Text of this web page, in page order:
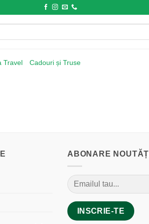
Travel Cadouri și Truse
ABONARE NOUTĂȚI